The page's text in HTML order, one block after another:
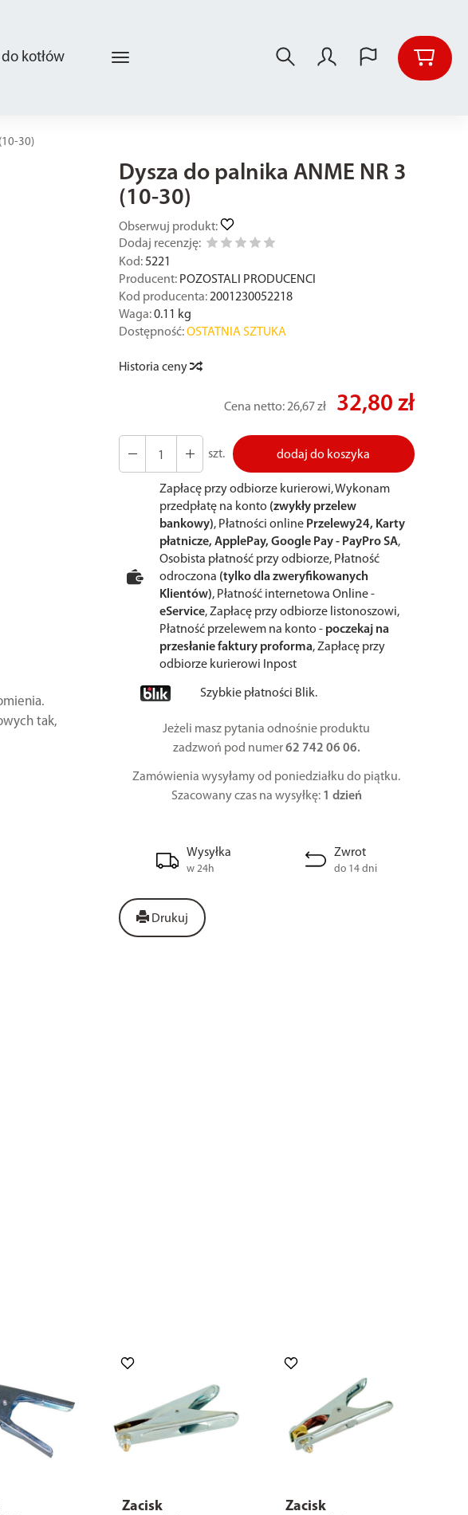
kotłów
30)
Dysza do palnika ANME NR 3
(10-30)
Obserwuj produkt:
Dodaj recenzję:
Kod:5221
Producent: POZOSTALI PRODUCENCI
Kod producenta:2001230052218
Waga:0.11 kg
Dostępność:OSTATNIA SZTUKA
Historia ceny
Cena netto:26,67 zł 32,80 zł
szt. dodaj do koszyka
Zapłacę przy odbiorze kurierowi, Wykonam
przedpłatę na konto (zwykły przelew
bankowy), Płatności online Przelewy24, Karty
płatnicze, ApplePay, Google Pay - PayPro SA,
Osobista płatność przy odbiorze, Płatność
odroczona (tylko dla zweryfikowanych
Klientów), Płatność internetowa Online -
eService, Zapłacę przy odbiorze listonoszowi,
Płatność przelewem na konto - poczekaj na
przesłanie faktury proforma, Zapłacę przy
odbiorze kurierowi Inpost
Szybkie płatności Blik.
Jeżeli masz pytania odnośnie produktu
zadzwoń pod numer62 742 06 06.
Zamówienia wysyłamy od poniedziałku do piątku.
Szacowany czas na wysyłkę: 1 dzień
Wysyłka
w 24h
Zwrot
do 14 dni
Drukuj
tak,
Zacisk
Zacisk